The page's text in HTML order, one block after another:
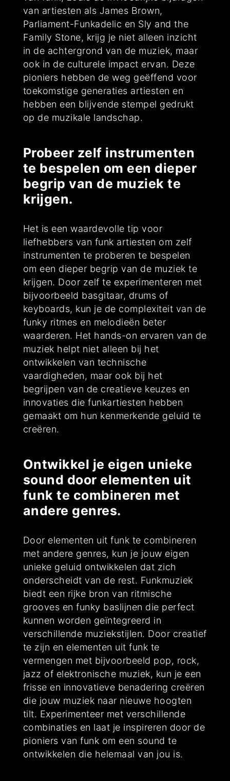
van artiesten als James Brown,
Parliament-Funkadelic en Sly and the
Family Stone, krijg je niet alleen inzicht
in de achtergrond van de muziek, maar
ook in de culturele impact ervan. Deze
pioniers hebben de weg geëffend voor
toekomstige generaties artiesten en
hebben een blijvende stempel gedrukt
op de muzikale landschap.
Probeer zelf instrumenten
te bespelen om een dieper
begrip van de muziek te
krijgen.
Het is een waardevolle tip voor
liefhebbers van funk artiesten om zelf
instrumenten te proberen te bespelen
om een dieper begrip van de muziek te
krijgen. Door zelf te experimenteren met
bijvoorbeeld basgitaar, drums of
keyboards, kun je de complexiteit van de
funky ritmes en melodieën beter
waarderen. Het hands-on ervaren van de
muziek helpt niet alleen bij het
ontwikkelen van technische
vaardigheden, maar ook bij het
begrijpen van de creatieve keuzes en
innovaties die funkartiesten hebben
gemaakt om hun kenmerkende geluid te
creëren.
Ontwikkel je eigen unieke
sound door elementen uit
funk te combineren met
andere genres.
Door elementen uit funk te combineren
met andere genres, kun je jouw eigen
unieke geluid ontwikkelen dat zich
onderscheidt van de rest. Funkmuziek
biedt een rijke bron van ritmische
grooves en funky baslijnen die perfect
kunnen worden geïntegreerd in
verschillende muziekstijlen. Door creatief
te zijn en elementen uit funk te
vermengen met bijvoorbeeld pop, rock,
jazz of elektronische muziek, kun je een
frisse en innovatieve benadering creëren
die jouw muziek naar nieuwe hoogten
tilt. Experimenteer met verschillende
combinaties en laat je inspireren door de
pioniers van funk om een sound te
ontwikkelen die helemaal van jou is.